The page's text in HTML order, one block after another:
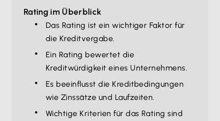
Rating im Überblick
Das Rating ist ein wichtiger Faktor für
die Kreditvergabe.
Ein Rating bewertet die
Kreditwürdigkeit eines Unternehmens.
Es beeinflusst die Kreditbedingungen
wie Zinssätze und Laufzeiten.
Wichtige Kriterien für das Rating sind